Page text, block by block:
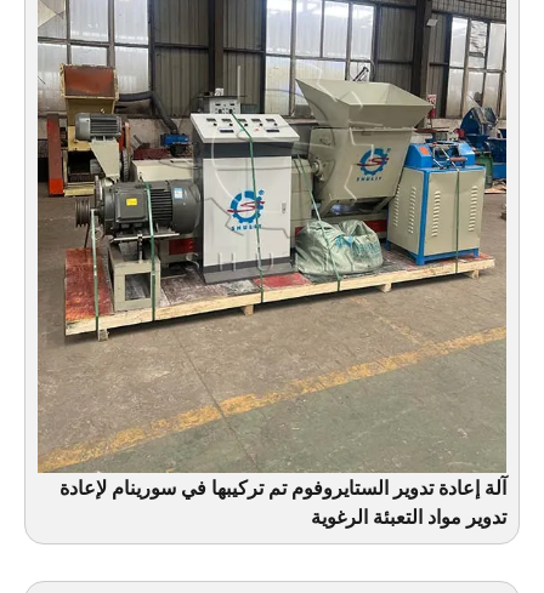
آلة إعادة تدوير الستايروفوم تم تركيبها في سورينام لإعادة
تدوير مواد التعبئة الرغوية